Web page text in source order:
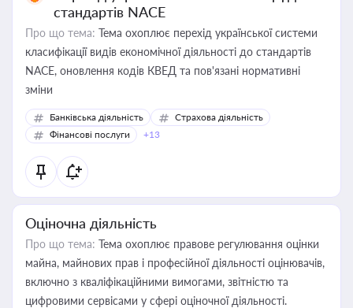
стандартів NACE
Про що тема: Тема охоплює перехід української системи
класифікації видів економічної діяльності до стандартів
NACE, оновлення кодів КВЕД та пов'язані нормативні
зміни
Банківська діяльність
Страхова діяльність
Фінансові послуги
+13
Оціночна діяльність
Про що тема: Тема охоплює правове регулювання оцінки
майна, майнових прав і професійної діяльності оцінювачів,
включно з кваліфікаційними вимогами, звітністю та
цифровими сервісами у сфері оціночної діяльності.